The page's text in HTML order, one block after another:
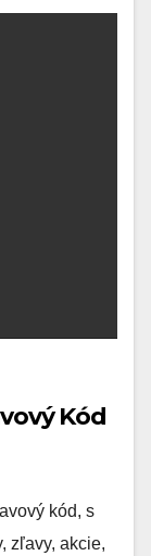
Kód
kód, s
zľavy, akcie,